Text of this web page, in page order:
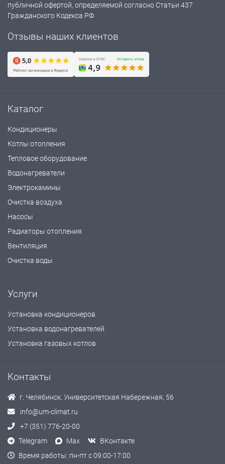
публичной офертой, определяемой согласно Статьи 437
Гражданского Кодекса РФ
Отзывы наших клиентов
Каталог
Кондиционеры
Котлы отопления
Тепловое оборудование
Водонагреватели
Электрокамины
Очистка воздуха
Насосы
Радиаторы отопления
Вентиляция
Очистка воды
Услуги
Установка кондиционеров
Установка водонагревателей
Установка газовых котлов
Контакты
г. Челябинск, Университетская Набережная, 56
info@um-climat.ru
+7 (351) 776-20-00
Telegram
Max
ВКонтакте
Время работы: пн-пт с 09:00-17:00